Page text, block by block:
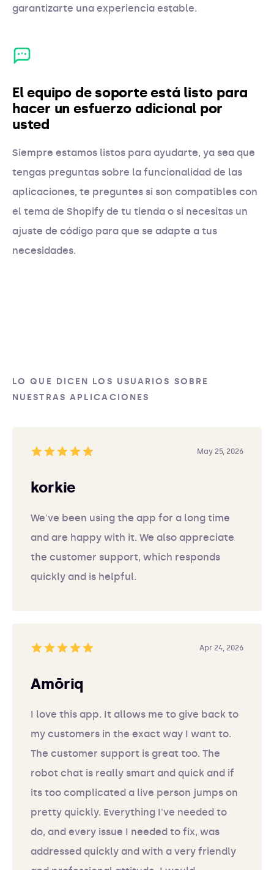
garantizarte una experiencia estable.
El equipo de soporte está listo para
hacer un esfuerzo adicional por
usted
Siempre estamos listos para ayudarte, ya sea que
tengas preguntas sobre la funcionalidad de las
aplicaciones, te preguntes si son compatibles con
el tema de Shopify de tu tienda o si necesitas un
ajuste de código para que se adapte a tus
necesidades.
LO QUE DICEN LOS USUARIOS SOBRE
NUESTRAS APLICACIONES
May 25, 2026
korkie
We've been using the app for a long time
and are happy with it. We also appreciate
the customer support, which responds
quickly and is helpful.
Apr 24, 2026
Amōriq
I love this app. It allows me to give back to
my customers in the exact way I want to.
The customer support is great too. The
robot chat is really smart and quick and if
its too complicated a live person jumps on
pretty quickly. Everything I've needed to
do, and every issue I needed to fix, was
addressed quickly and with a very friendly